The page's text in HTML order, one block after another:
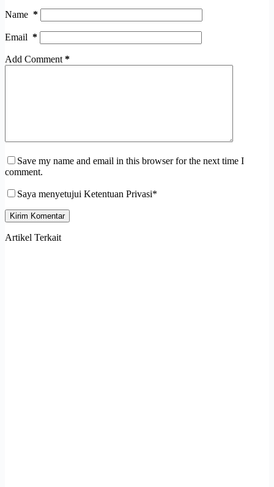
Name *
Email *
Add Comment *
Save my name and email in this browser for the next time I
comment.
Saya menyetujui Ketentuan Privasi*
Kirim Komentar
Artikel Terkait